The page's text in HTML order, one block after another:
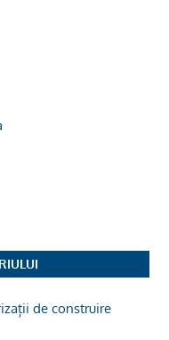
de construire